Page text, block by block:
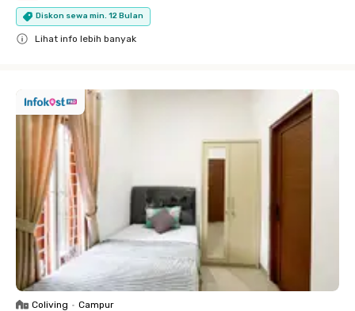
Diskon sewa min. 12 Bulan
Lihat info lebih banyak
Coliving • Campur